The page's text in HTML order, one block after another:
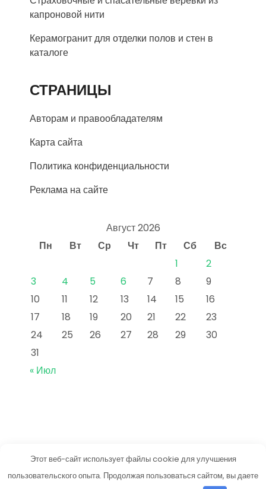
капроновой нити
Керамогранит для отделки полов и стен в
каталоге
СТРАНИЦЫ
Авторам и правообладателям
Карта сайта
Политика конфиденциальности
Реклама на сайте
Август 2026
Пн
Вт Ср Чт Пт Сб
Вс
1
2
3
4 5 6 7 8
9
10
11 12 13 14 15
16
17
18 19 20 21 22
23
24
25 26 27 28 29
30
31
« Июл
vkusneetut.ru
Этот веб-сайт использует файлы cookie для улучшения
пользовательского опыта. Продолжая пользоваться сайтом, вы даете